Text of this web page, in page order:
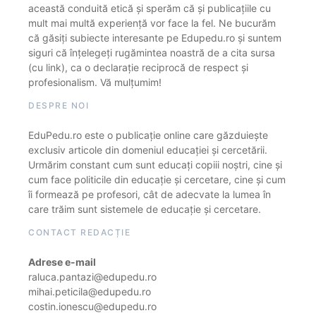
această conduită etică și sperăm că și publicațiile cu
mult mai multă experiență vor face la fel. Ne bucurăm
că găsiți subiecte interesante pe Edupedu.ro și suntem
siguri că înțelegeți rugămintea noastră de a cita sursa
(cu link), ca o declarație reciprocă de respect și
profesionalism. Vă mulțumim!
DESPRE NOI
EduPedu.ro este o publicație online care găzduiește
exclusiv articole din domeniul educației și cercetării.
Urmărim constant cum sunt educați copiii noștri, cine și
cum face politicile din educație și cercetare, cine și cum
îi formează pe profesori, cât de adecvate la lumea în
care trăim sunt sistemele de educație și cercetare.
CONTACT REDACȚIE
Adrese e-mail
raluca.pantazi@edupedu.ro
mihai.peticila@edupedu.ro
costin.ionescu@edupedu.ro